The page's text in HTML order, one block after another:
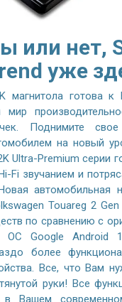
или нет,
уже
магнитола готова
Поднимите
на новый
Ultra-Premium серии
Fi звучанием и
автомобильная
Touareg 2
по сравнению с
ОС Google Android
более
Все, что Вам
руки! Все
в Вашем